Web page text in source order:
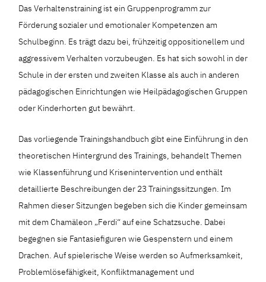
Das Verhaltenstraining ist ein Gruppenprogramm zur
Förderung sozialer und emotionaler Kompetenzen am
Schulbeginn. Es trägt dazu bei, frühzeitig oppositionellem und
aggressivem Verhalten vorzubeugen. Es hat sich sowohl in der
Schule in der ersten und zweiten Klasse als auch in anderen
pädagogischen Einrichtungen wie Heilpädagogischen Gruppen
oder Kinderhorten gut bewährt.
Das vorliegende Trainingshandbuch gibt eine Einführung in den
theoretischen Hintergrund des Trainings, behandelt Themen
wie Klassenführung und Krisenintervention und enthält
detaillierte Beschreibungen der 23 Trainingssitzungen. Im
Rahmen dieser Sitzungen begeben sich die Kinder gemeinsam
mit dem Chamäleon „Ferdi“ auf eine Schatzsuche. Dabei
begegnen sie Fantasiefiguren wie Gespenstern und einem
Drachen. Auf spielerische Weise werden so Aufmerksamkeit,
Problemlösefähigkeit, Konfliktmanagement und